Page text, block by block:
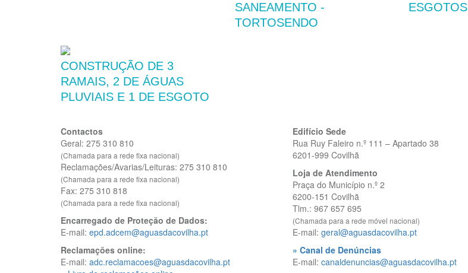
SANEAMENTO -
TORTOSENDO
ESGOTOS
CONSTRUÇÃO DE 3
RAMAIS, 2 DE ÁGUAS
PLUVIAIS E 1 DE ESGOTO
Contactos
Geral: 275 310 810
(Chamada para a rede fixa nacional)
Reclamações/Avarias/Leituras: 275 310 810
(Chamada para a rede fixa nacional)
Fax: 275 310 818
(Chamada para a rede fixa nacional)
Encarregado de Proteção de Dados:
E-mail: epd.adcem@aguasdacovilha.pt
Reclamações online:
E-mail: adc.reclamacoes@aguasdacovilha.pt
Edifício Sede
Rua Ruy Faleiro n.º 111 – Apartado 38
6201-999 Covilhã
Loja de Atendimento
Praça do Município n.º 2
6200-151 Covilhã
Tlm.: 967 657 695
(Chamada para a rede móvel nacional)
E-mail: geral@aguasdacovilha.pt
» Canal de Denúncias
E-mail: canaldenuncias@aguasdacovilha.pt